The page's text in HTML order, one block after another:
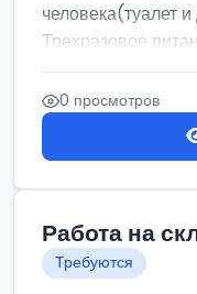
человека(туалет
Трехразовое
0 просмотров
Работа на
Требуются